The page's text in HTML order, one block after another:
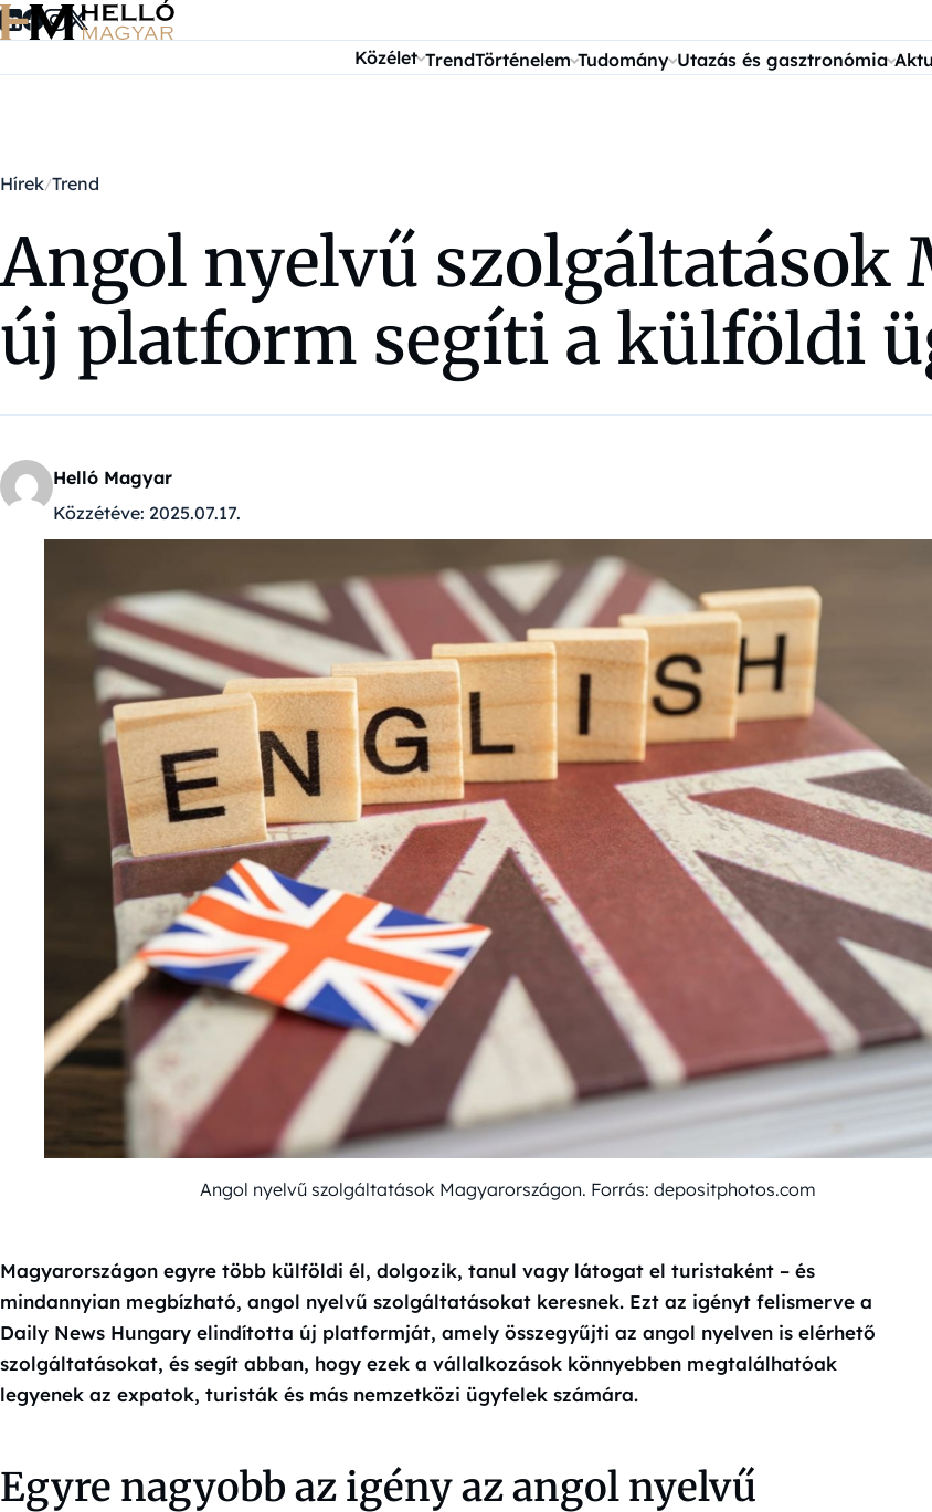
Ugrás a tartalomra
Közélet TrendTörténelem Tudomány Utazás és gasztronómia
Hírek Trend
Angol nyelvű szolgáltatások
új platform segíti a külföldi
Helló Magyar
Közzétéve: 2025.07.17.
Angol nyelvű szolgáltatások Magyarországon. Forrás: depositphotos.com
Magyarországon egyre több külföldi él, dolgozik, tanul vagy látogat el turistaként – és
mindannyian megbízható, angol nyelvű szolgáltatásokat keresnek. Ezt az igényt felismerve a
Daily News Hungary elindította új platformját, amely összegyűjti az angol nyelven is elérhető
szolgáltatásokat, és segít abban, hogy ezek a vállalkozások könnyebben megtalálhatóak
legyenek az expatok, turisták és más nemzetközi ügyfelek számára.
Egyre nagyobb az igény az angol nyelvű